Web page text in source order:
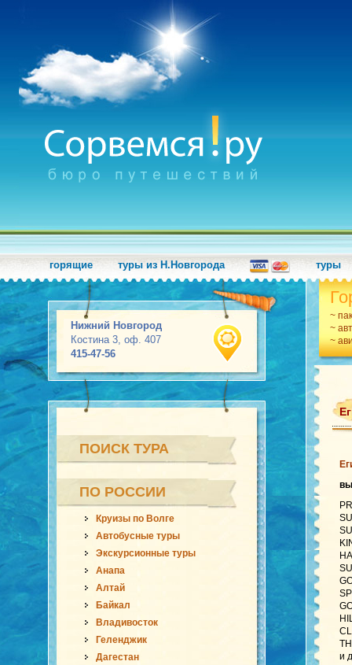
горящие туры из Н.Новгорода туры
Нижний Новгород
Костина 3, оф. 407
415-47-56
~
~
~
ПОИСК ТУРА
ПО РОССИИ
Круизы по Волге
Автобусные туры
Экскурсионные туры
Анапа
Алтай
Байкал
Владивосток
Геленджик
Дагестан
и